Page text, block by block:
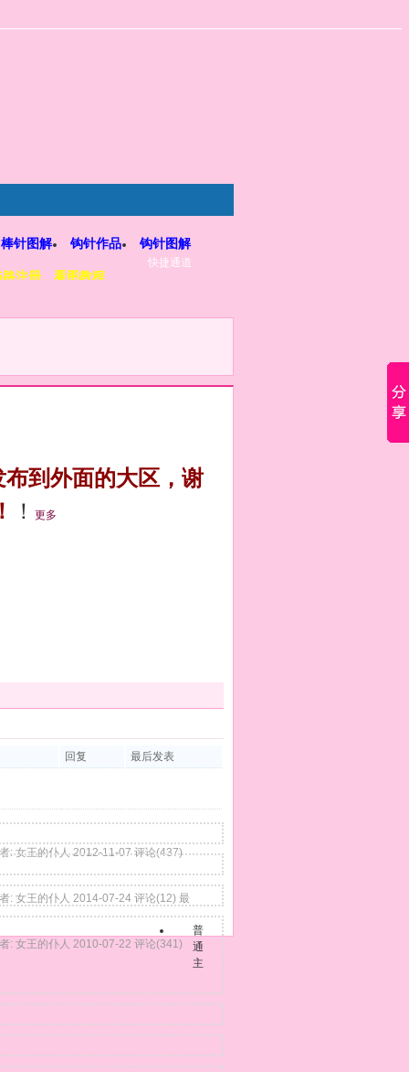
快捷通道
路注册、看图教程
棒针图解 钩针作品 钩针图解
到外面的大区，谢
！ 更多
回复 最后发表
:女王的仆人 2012-11-07 评论(437)
: 女王的仆人 2014-07-24 评论(12) 最
: 女王的仆人 2010-07-22 评论(341)
普
通
主